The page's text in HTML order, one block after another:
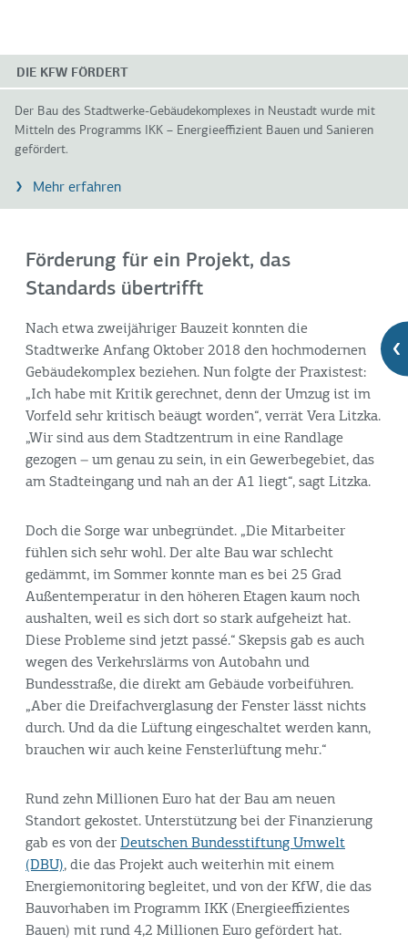
DIE KFW FÖRDERT
Der Bau des Stadtwerke-Gebäudekomplexes in Neustadt wurde mit
Mitteln des Programms IKK – Energieeffizient Bauen und Sanieren
gefördert.
Mehr erfahren
Förderung für ein Projekt, das
Standards übertrifft
Nach etwa zweijähriger Bauzeit konnten die
Stadtwerke Anfang Oktober 2018 den hochmodernen
Gebäudekomplex beziehen. Nun folgte der Praxistest:
„Ich habe mit Kritik gerechnet, denn der Umzug ist im
Vorfeld sehr kritisch beäugt worden“, verrät Vera Litzka.
„Wir sind aus dem Stadtzentrum in eine Randlage
gezogen – um genau zu sein, in ein Gewerbegebiet, das
am Stadteingang und nah an der A1 liegt“, sagt Litzka.
Doch die Sorge war unbegründet. „Die Mitarbeiter
fühlen sich sehr wohl. Der alte Bau war schlecht
gedämmt, im Sommer konnte man es bei 25 Grad
Außentemperatur in den höheren Etagen kaum noch
aushalten, weil es sich dort so stark aufgeheizt hat.
Diese Probleme sind jetzt passé.“ Skepsis gab es auch
wegen des Verkehrslärms von Autobahn und
Bundesstraße, die direkt am Gebäude vorbeiführen.
„Aber die Dreifachverglasung der Fenster lässt nichts
durch. Und da die Lüftung eingeschaltet werden kann,
brauchen wir auch keine Fensterlüftung mehr.“
Rund zehn Millionen Euro hat der Bau am neuen
Standort gekostet. Unterstützung bei der Finanzierung
gab es von der Deutschen Bundesstiftung Umwelt
(DBU), die das Projekt auch weiterhin mit einem
Energiemonitoring begleitet, und von der KfW, die das
Bauvorhaben im Programm IKK (Energieeffizientes
Bauen) mit rund 4,2 Millionen Euro gefördert hat.